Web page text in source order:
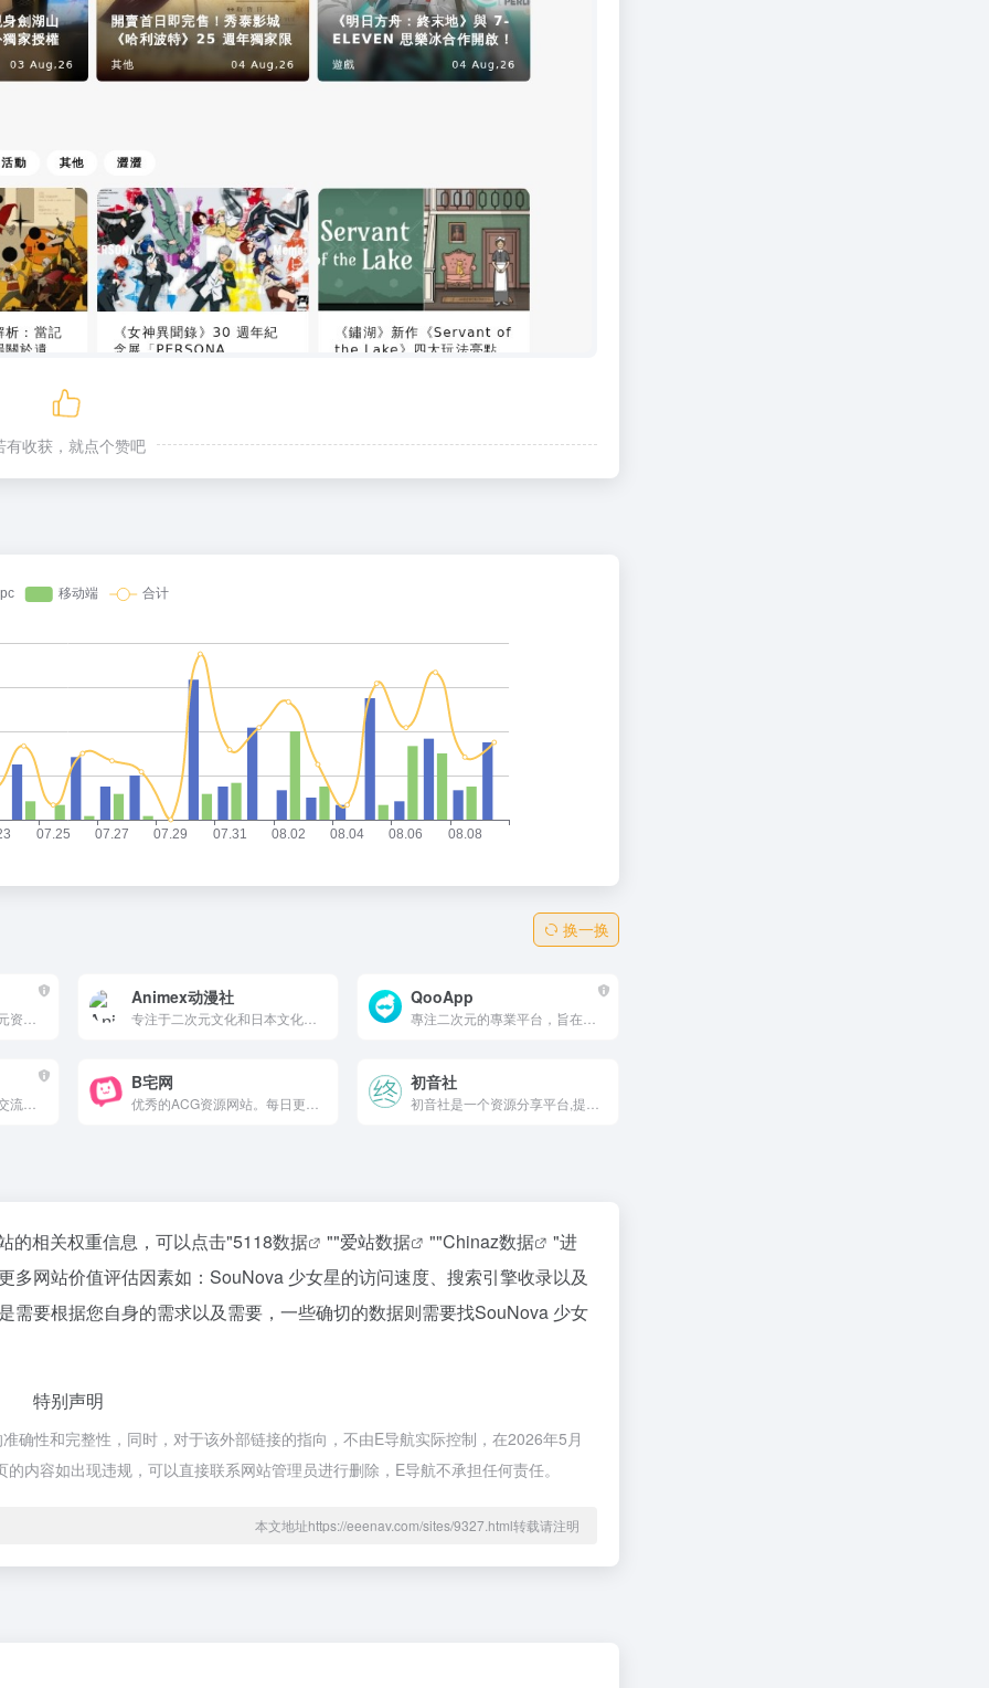
有收获，就点个赞吧
换一换
Animex动漫社
专注于二次元文化和日本文化的综合网站，提供丰富的动漫资讯、新番前沿、壁纸福利、日本速报以及动漫下载等内容。更新及时，设计美观，是动漫爱好者的好去处。
QooApp
B宅网 初音社
的相关权重信息，可以点击"5118数据 ""爱站数据 ""Chinaz数据
"进
网站价值评估因素如：SouNova 少女星的访问速度、搜索引擎收录以及
要根据您自身的需求以及需要，一些确切的数据则需要找SouNova 少女
特别声明
确性和完整性，同时，对于该外部链接的指向，不由E导航实际控制，在2026年5月
内容如出现违规，可以直接联系网站管理员进行删除，E导航不承担任何责任。
本文地址https://eeenav.com/sites/9327.html转载请注明